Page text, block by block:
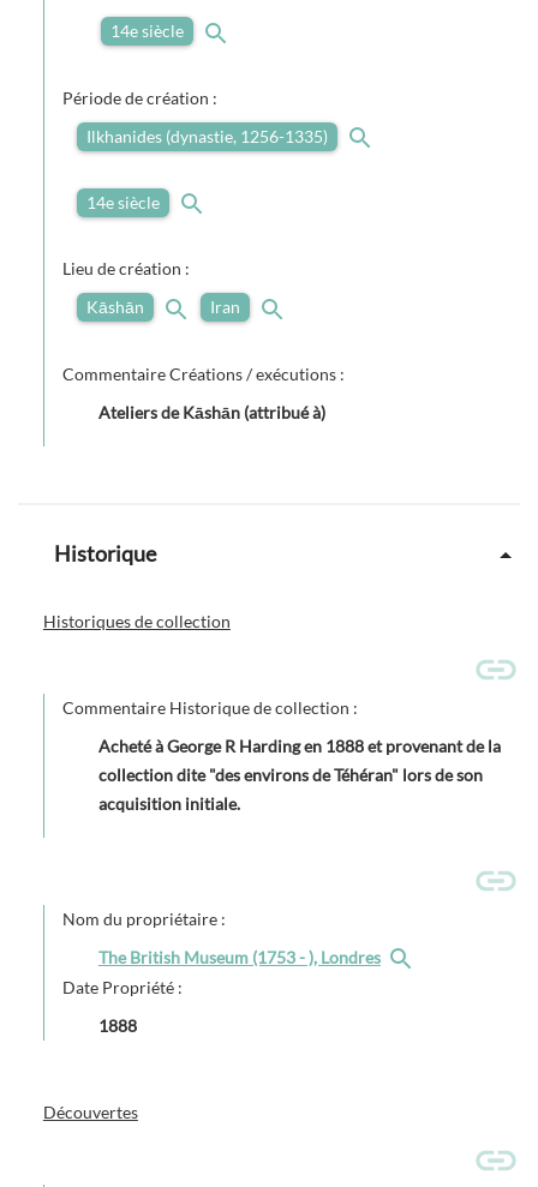
14e siècle
Période de création :
Ilkhanides (dynastie, 1256-1335)
14e siècle
Lieu de création :
Kāshān
Iran
Commentaire Créations / exécutions :
Ateliers de Kāshān (attribué à)
Historique
Historiques de collection
Commentaire Historique de collection :
Acheté à George R Harding en 1888 et provenant de la
collection dite "des environs de Téhéran" lors de son
acquisition initiale.
Nom du propriétaire :
The British Museum (1753 - ), Londres
Date Propriété :
1888
Découvertes